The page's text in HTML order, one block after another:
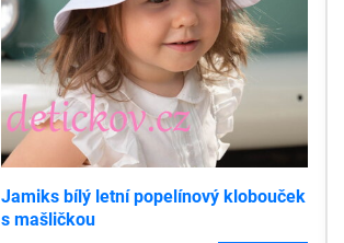
Jamiks bílý letní popelínový klobouček
s mašličkou